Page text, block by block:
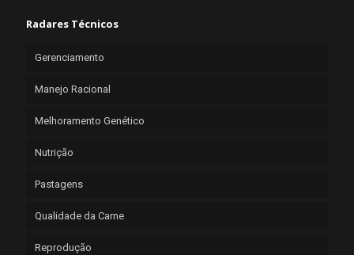
Radares Técnicos
Gerenciamento
Manejo Racional
Melhoramento Genético
Nutrição
Pastagens
Qualidade da Carne
Reprodução